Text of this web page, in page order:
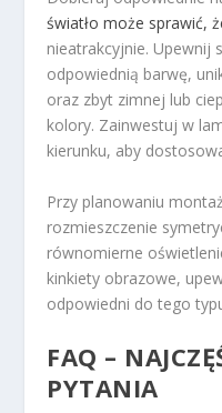
światło może sprawić,
nieatrakcyjnie. Upewnij
odpowiednią barwę,
oraz zbyt zimnej lub
kolory. Zainwestuj w
kierunku, aby
Przy planowaniu
rozmieszczenie
równomierne
kinkiety obrazowe,
odpowiedni do tego
FAQ –
PYTANIA